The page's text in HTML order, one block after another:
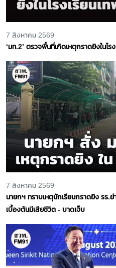
7 สิงหาคม 2569
‘มท.2’ ตรวจพื้นที่เกิดเหตุกราดยิงในโ
7 สิงหาคม 2569
นายกฯ ทราบเหตุนักเรียนกราดยิง รร
เบื้องต้นมีเสียชีวิต - บาดเจ็บ